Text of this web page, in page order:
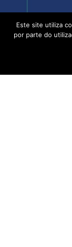
Com mais de 400
Lisboa, Porto,
Madeira, a
acreditam que
talento e
Este site utiliza
por parte do